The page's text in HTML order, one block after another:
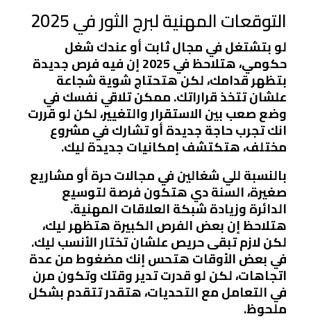
التوقعات المهنية لبرج الثور في 2025
لو بتشتغل في مجال ثابت أو عندك شغل
حكومي، هتلاحظ في 2025 إن فيه فرص جديدة
بتظهر قدامك، لكن هتحتاج شوية شجاعة
علشان تتخذ قراراتك. ممكن تلاقي نفسك في
وضع صعب بين الاستقرار والتغيير، لكن لو قررت
انك تجرب حاجة جديدة أو تشارك في مشروع
مختلف، هتكتشف إمكانيات جديدة ليك.
بالنسبة للي شغالين في مجالات حرة أو مشاريع
صغيرة، السنة دي هتكون فرصة لتوسيع
الدائرة وزيادة شبكة العلاقات المهنية.
هتلاحظ إن بعض الفرص الكبيرة هتظهر ليك،
لكن لازم تبقى حريص علشان تختار الأنسب ليك.
في بعض الأوقات هتحس إنك مضغوط من عدة
اتجاهات، لكن لو قدرت تدير وقتك وتكون مرن
في التعامل مع التحديات، هتقدر تتقدم بشكل
ملحوظ.